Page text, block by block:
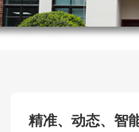
精准、动态、智